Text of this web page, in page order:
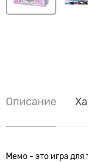
Описание
Мемо - это игра